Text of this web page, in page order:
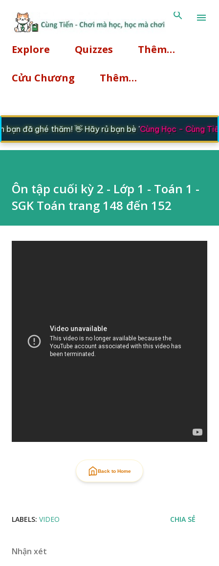
Explore Quizzes Thêm…
Cửu Chương Thêm…
bạn đã ghé thăm! 👋 Hãy rủ bạn bè 'Cùng Học - Cùng Tiến
Ôn tập cuối kỳ 2 - Lớp 1 - Toán 1 -
SGK Toán trang 148 đến 152
Back to Home
LABELS: VIDEO CHIA SẺ
Nhận xét